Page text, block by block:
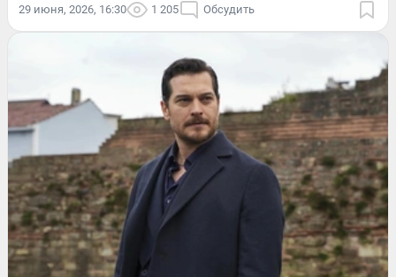
29 июня, 2026, 16:30 1 205 Обсудить